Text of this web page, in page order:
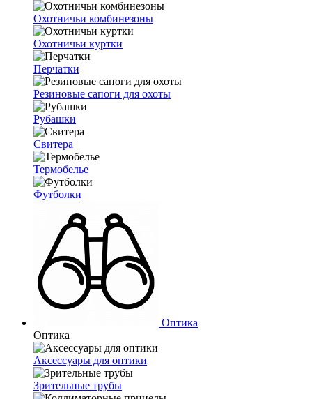
Охотничьи комбинезоны
Охотничьи куртки
Перчатки
Резиновые сапоги для охоты
Рубашки
Свитера
Термобелье
Футболки
Оптика
Оптика
Аксессуары для оптики
Зрительные трубы